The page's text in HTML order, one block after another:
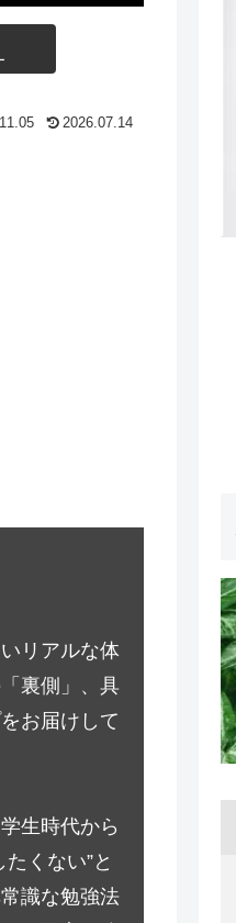
2026.07.14
リアルな体
裏側」、具
お届けして
生時代から
くない”と
識な勉強法